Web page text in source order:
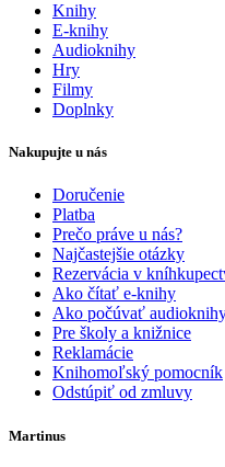
Knihy
E-knihy
Audioknihy
Hry
Filmy
Doplnky
Nakupujte u nás
Doručenie
Platba
Prečo práve u nás?
Najčastejšie otázky
Rezervácia v
Ako čítať e-knihy
Ako počúvať
Pre školy a knižnice
Reklamácie
Knihomoľský pomocník
Odstúpiť od zmluvy
Martinus